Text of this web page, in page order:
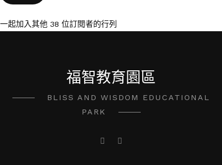
位
一起加入其他 38 位訂閱者的行列
福智教育園區
BLISS AND WISDOM EDUCATIONAL
PARK